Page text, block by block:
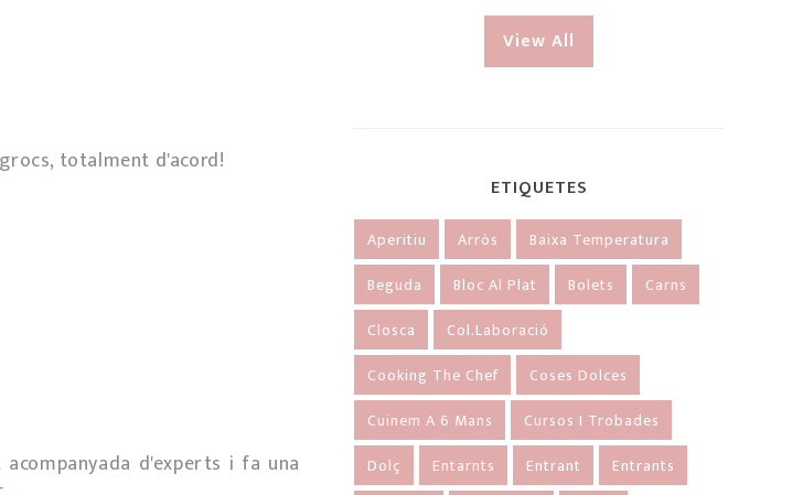
totalment d'acord!
d'experts i fa una
View All
ETIQUETES
Aperitiu Arròs
Baixa Temperatura
Beguda
Bloc Al Plat Bolets
Carns
Closca
Col.laboració
Cooking The Chef
Coses Dolces
Cuinem A 6 Mans
Cursos I Trobades
Dolç
Entarnts Entrant Entrants